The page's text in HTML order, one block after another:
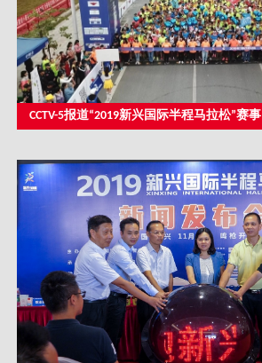
CCTV-5报道“2019新兴国际半程马拉松”赛事